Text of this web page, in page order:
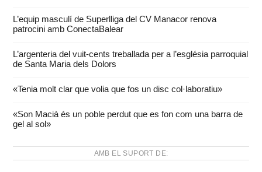
L’equip masculí de Superlliga del CV Manacor renova
patrocini amb ConectaBalear
L’argenteria del vuit-cents treballada per a l’església parroquial
de Santa Maria dels Dolors
«Tenia molt clar que volia que fos un disc col·laboratiu»
«Son Macià és un poble perdut que es fon com una barra de
gel al sol»
AMB EL SUPORT DE: